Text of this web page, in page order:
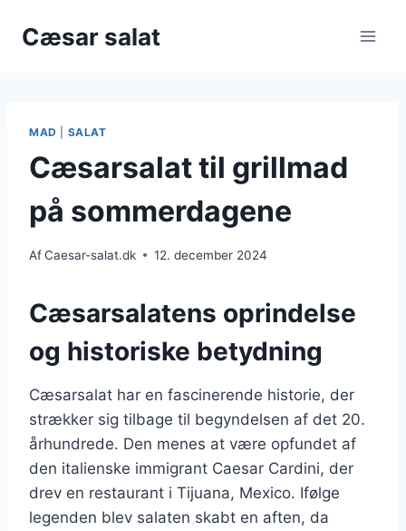
Cæsar salat
MAD SALAT
Cæsarsalat til grillmad
på sommerdagene
AfCaesar-salat.dk 12. december 2024
Cæsarsalatens oprindelse
og historiske betydning
Cæsarsalat har en fascinerende historie, der
strækker sig tilbage til begyndelsen af det 20.
århundrede. Den menes at være opfundet af
den italienske immigrant Caesar Cardini, der
drev en restaurant i Tijuana, Mexico. Ifølge
legenden blev salaten skabt en aften, da